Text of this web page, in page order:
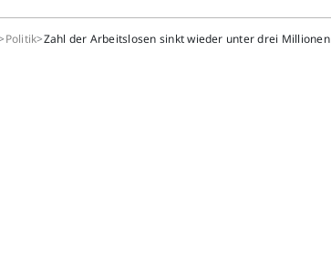
Politik>Zahl der Arbeitslosen sinkt wieder unter drei Millionen